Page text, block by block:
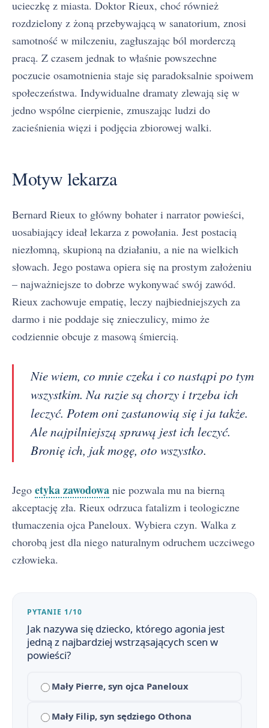
ucieczkę z miasta. Doktor Rieux, choć również
rozdzielony z żoną przebywającą w sanatorium, znosi
samotność w milczeniu, zagłuszając ból morderczą
pracą. Z czasem jednak to właśnie powszechne
poczucie osamotnienia staje się paradoksalnie spoiwem
społeczeństwa. Indywidualne dramaty zlewają się w
jedno wspólne cierpienie, zmuszając ludzi do
zacieśnienia więzi i podjęcia zbiorowej walki.
Motyw lekarza
Bernard Rieux to główny bohater i narrator powieści,
uosabiający ideał lekarza z powołania. Jest postacią
niezłomną, skupioną na działaniu, a nie na wielkich
słowach. Jego postawa opiera się na prostym założeniu
– najważniejsze to dobrze wykonywać swój zawód.
Rieux zachowuje empatię, leczy najbiedniejszych za
darmo i nie poddaje się znieczulicy, mimo że
codziennie obcuje z masową śmiercią.
Nie wiem, co mnie czeka i co nastąpi po tym
wszystkim. Na razie są chorzy i trzeba ich
leczyć. Potem oni zastanowią się i ja także.
Ale najpilniejszą sprawą jest ich leczyć.
Bronię ich, jak mogę, oto wszystko.
Jego etyka zawodowa nie pozwala mu na bierną
akceptację zła. Rieux odrzuca fatalizm i teologiczne
tłumaczenia ojca Paneloux. Wybiera czyn. Walka z
chorobą jest dla niego naturalnym odruchem uczciwego
człowieka.
PYTANIE 1/10
Jak nazywa się dziecko, którego agonia jest
jedną z najbardziej wstrząsających scen w
powieści?
Mały Pierre, syn ojca Paneloux
Mały Filip, syn sędziego Othona
Dżuma - streszczenie krótkie i szczegółowe
3 Dżuma - bohaterowie
4 Geneza Dżumy - inspiracje i proces twórczy
Kontekst historyczny i polityczny Dżumy
8 Dżuma na maturze - pytania jawne i zagadnienia
9 Dżuma jako powieść-parabola
Dżuma – motywy literackie
Dżuma - konteksty